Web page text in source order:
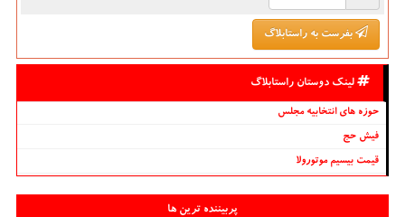
بفرست به راستابلاگ
لینک دوستان راستابلاگ
حوزه های انتخابیه مجلس
فیش حج
قیمت بیسیم موتورولا
پربیننده ترین ها